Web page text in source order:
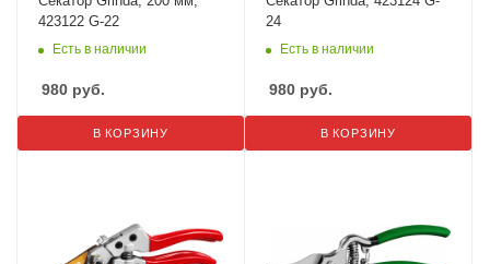
423122 G-22
Есть в наличии
980 руб.
В КОРЗИНУ
24
Есть в наличии
980 руб.
В КОРЗИНУ